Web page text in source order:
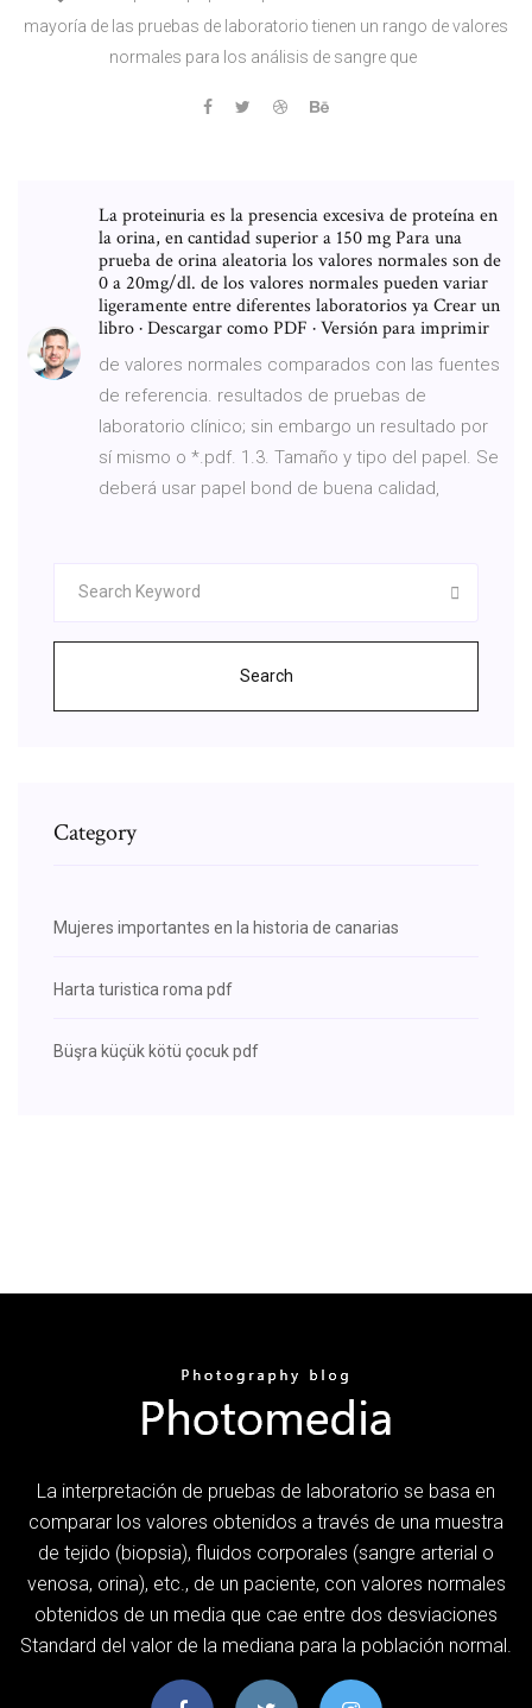
mayoría de las pruebas de laboratorio tienen un rango de valores
normales para los análisis de sangre que
La proteinuria es la presencia excesiva de proteína en
la orina, en cantidad superior a 150 mg Para una
prueba de orina aleatoria los valores normales son de
0 a 20mg/dl. de los valores normales pueden variar
ligeramente entre diferentes laboratorios ya Crear un
libro · Descargar como PDF · Versión para imprimir
de valores normales comparados con las fuentes
de referencia. resultados de pruebas de
laboratorio clínico; sin embargo un resultado por
sí mismo o *.pdf. 1.3. Tamaño y tipo del papel. Se
deberá usar papel bond de buena calidad,
Search
Category
Mujeres importantes en la historia de canarias
Harta turistica roma pdf
Büşra küçük kötü çocuk pdf
La interpretación de pruebas de laboratorio se basa en
comparar los valores obtenidos a través de una muestra
de tejido (biopsia), fluidos corporales (sangre arterial o
venosa, orina), etc., de un paciente, con valores normales
obtenidos de un media que cae entre dos desviaciones
Standard del valor de la mediana para la población normal.